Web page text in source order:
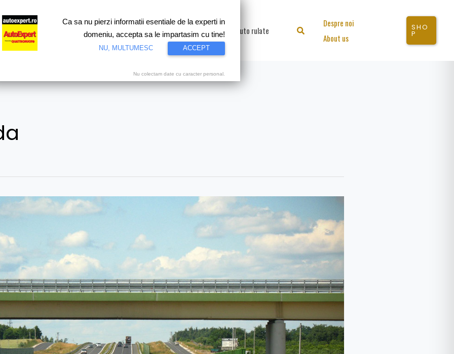
Test drive Motorsport Proiecte speciale Video Auto rulate Search
Despre noi
About us
SHO
P
Ca sa nu pierzi informatii esentiale de la experti in
domeniu, accepta sa le impartasim cu tine!
NU, MULTUMESC ACCEPT
Nu colectam date cu caracter personal.